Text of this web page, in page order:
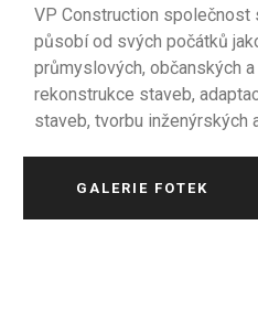
VP Construction společnost
působí od svých počátků
průmyslových, občanských
rekonstrukce staveb,
staveb, tvorbu inženýrských
GALERIE FOTEK